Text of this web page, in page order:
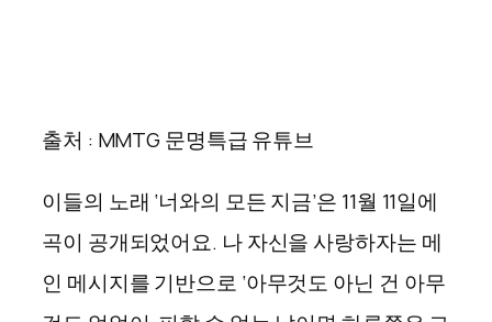
출처 : MMTG 문명특급 유튜브
이들의 노래 ‘너와의 모든 지금’은 11월 11일에
곡이 공개되었어요. 나 자신을 사랑하자는 메
인 메시지를 기반으로 ‘아무것도 아닌 건 아무